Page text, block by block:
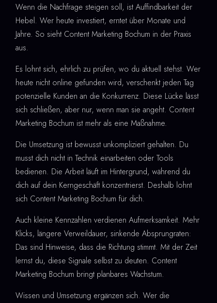
Wenn die Nachfrage steigen soll, ist Auffindbarkeit der
Hebel. Wer heute investiert, erntet über Monate und
Jahre. So sieht Content Marketing Bochum in der Praxis
aus.
Es lohnt sich, ehrlich zu prüfen, wo du aktuell stehst. Wer
heute nicht online gefunden wird, verschenkt jeden Tag
potenzielle Kunden an die Konkurrenz. Diese Lücke lässt
sich schließen, aber nur, wenn man sie angeht. Content
Marketing Bochum ist mehr als eine Maßnahme.
Die Umsetzung ist bewusst unkompliziert gehalten. Du
musst dich nicht in Technik einarbeiten oder Tools
bedienen. Die Arbeit läuft im Hintergrund, während du
dich auf dein Kerngeschäft konzentrierst. Deshalb lohnt
sich Content Marketing Bochum für dich.
Auch kleine Kennzahlen verdienen Aufmerksamkeit. Mehr
Klicks, längere Verweildauer, sinkende Absprungraten:
Das sind Hinweise, dass die Richtung stimmt. Mit der Zeit
lernst du, diese Signale selbst zu deuten. Content
Marketing Bochum bringt planbares Wachstum.
Wissen und Umsetzung ergänzen sich. Wer die